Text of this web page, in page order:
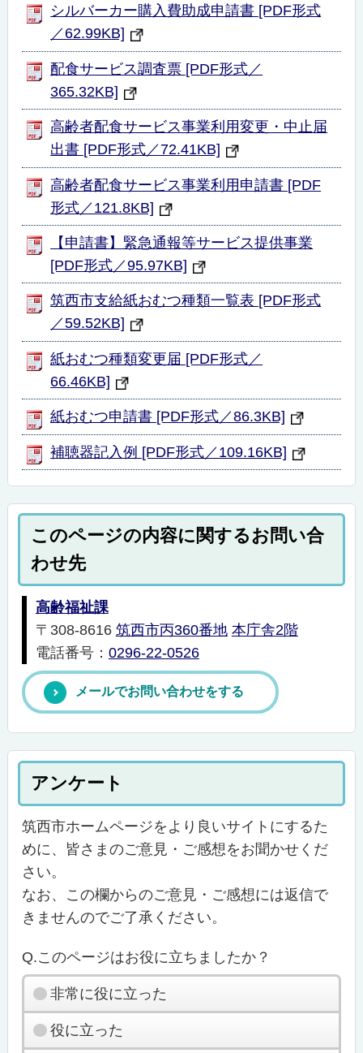
シルバーカー購入費助成申請書 [PDF形式
／62.99KB]
配食サービス調査票 [PDF形式／
365.32KB]
高齢者配食サービス事業利用変更・中止届
出書 [PDF形式／72.41KB]
高齢者配食サービス事業利用申請書 [PDF
形式／121.8KB]
【申請書】緊急通報等サービス提供事業
[PDF形式／95.97KB]
筑西市支給紙おむつ種類一覧表 [PDF形式
／59.52KB]
紙おむつ種類変更届 [PDF形式／
66.46KB]
紙おむつ申請書 [PDF形式／86.3KB]
補聴器記入例 [PDF形式／109.16KB]
このページの内容に関するお問い合
わせ先
高齢福祉課
〒308-8616 筑西市丙360番地 本庁舎2階
電話番号： 0296-22-0526
メールでお問い合わせをする
アンケート
筑西市ホームページをより良いサイトにするた
めに、皆さまのご意見・ご感想をお聞かせくだ
さい。
なお、この欄からのご意見・ご感想には返信で
きませんのでご了承ください。
Q.このページはお役に立ちましたか？
非常に役に立った
役に立った